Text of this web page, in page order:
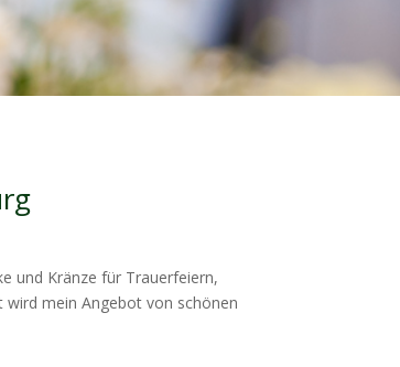
und Kränze für Trauerfeiern,
wird mein Angebot von schönen